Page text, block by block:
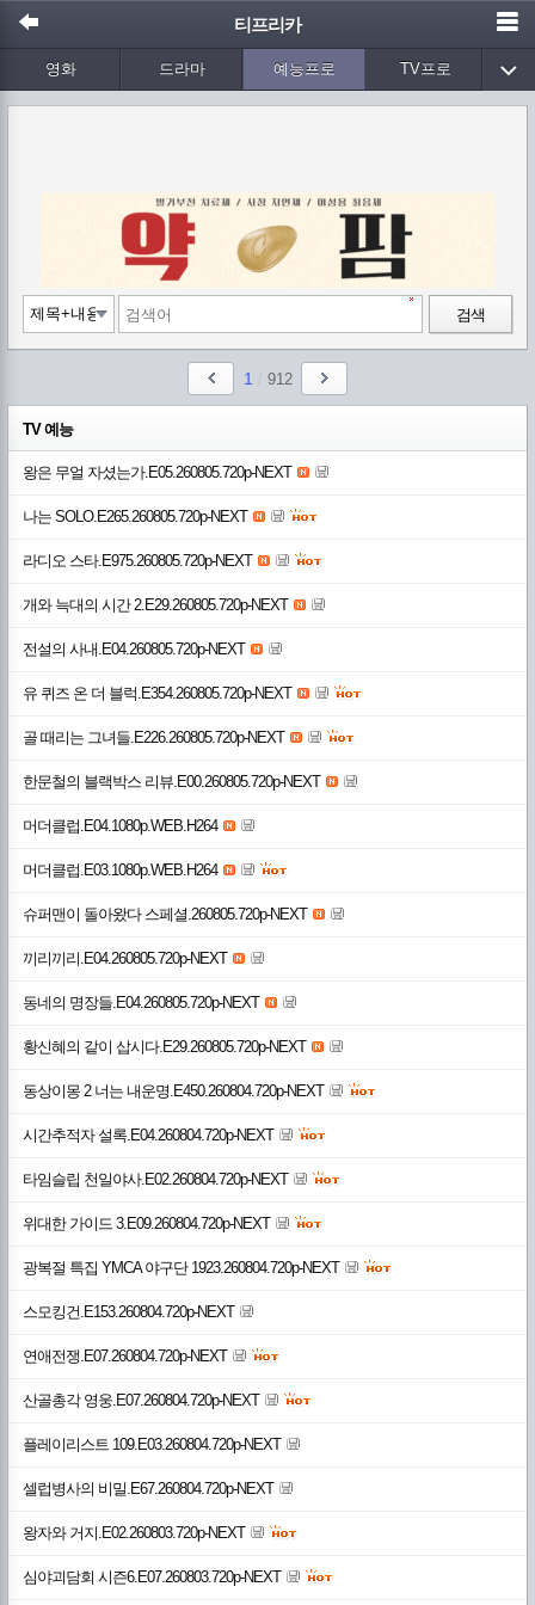
티프리카
영화 드라마 예능프로 TV프로
애니메이션 음악 Wetv
검색
1 912
TV 예능
왕은 무얼 자셨는가.E05.260805.720p-NEXT
나는 SOLO.E265.260805.720p-NEXT
라디오 스타.E975.260805.720p-NEXT
개와 늑대의 시간 2.E29.260805.720p-NEXT
전설의 사내.E04.260805.720p-NEXT
유 퀴즈 온 더 블럭.E354.260805.720p-NEXT
골 때리는 그녀들.E226.260805.720p-NEXT
한문철의 블랙박스 리뷰.E00.260805.720p-NEXT
머더클럽.E04.1080p.WEB.H264
머더클럽.E03.1080p.WEB.H264
슈퍼맨이 돌아왔다 스페셜.260805.720p-NEXT
끼리끼리.E04.260805.720p-NEXT
동네의 명장들.E04.260805.720p-NEXT
황신혜의 같이 삽시다.E29.260805.720p-NEXT
동상이몽 2 너는 내운명.E450.260804.720p-NEXT
시간추적자 설록.E04.260804.720p-NEXT
타임슬립 천일야사.E02.260804.720p-NEXT
위대한 가이드 3.E09.260804.720p-NEXT
광복절 특집 YMCA 야구단 1923.260804.720p-NEXT
스모킹건.E153.260804.720p-NEXT
연애전쟁.E07.260804.720p-NEXT
산골총각 영웅.E07.260804.720p-NEXT
플레이리스트 109.E03.260804.720p-NEXT
셀럽병사의 비밀.E67.260804.720p-NEXT
왕자와 거지.E02.260803.720p-NEXT
심야괴담회 시즌6.E07.260803.720p-NEXT